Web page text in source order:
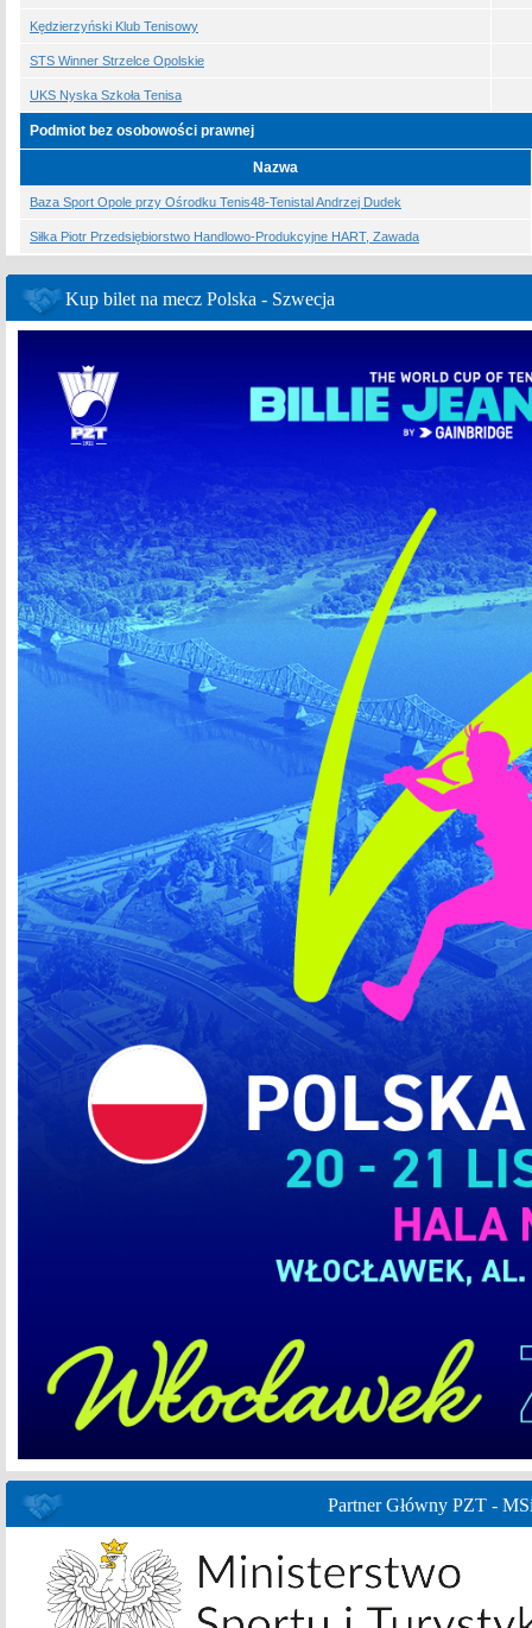
Kędzierzyński Klub Tenisowy
STS Winner Strzelce Opolskie
UKS Nyska Szkoła Tenisa
Podmiot bez osobowości prawnej
Nazwa
Baza Sport Opole przy Ośrodku Tenis48-Tenistal Andrzej Dudek
Siłka Piotr Przedsiębiorstwo Handlowo-Produkcyjne HART, Zawada
Kup bilet na mecz Polska - Szwecja
Partner Główny PZT -